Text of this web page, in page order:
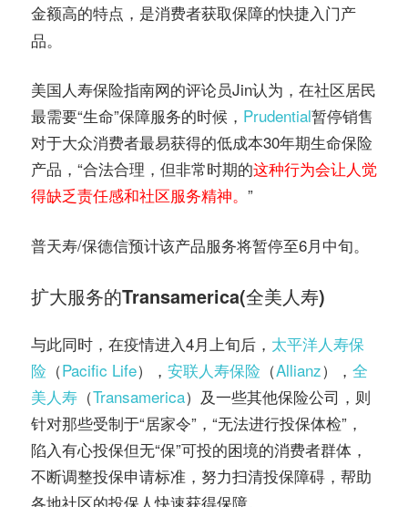
金额高的特点，是消费者获取保障的快捷入门产
品。
美国人寿保险指南网的评论员Jin认为，在社区居民
最需要“生命”保障服务的时候， Prudential暂停销售
对于大众消费者最易获得的低成本30年期生命保险
产品，“合法合理，但非常时期的这种行为会让人觉
得缺乏责任感和社区服务精神。 ”
普天寿/保德信预计该产品服务将暂停至6月中旬。
扩大服务的Transamerica(全美人寿)
与此同时，在疫情进入4月上旬后， 太平洋人寿保
险 （Pacific Life）， 安联人寿保险 （Allianz）， 全
美人寿 （Transamerica）及一些其他保险公司，则
针对那些受制于“居家令”，“无法进行投保体检”，
陷入有心投保但无“保”可投的困境的消费者群体，
不断调整投保申请标准，努力扫清投保障碍，帮助
各地社区的投保人快速获得保障。